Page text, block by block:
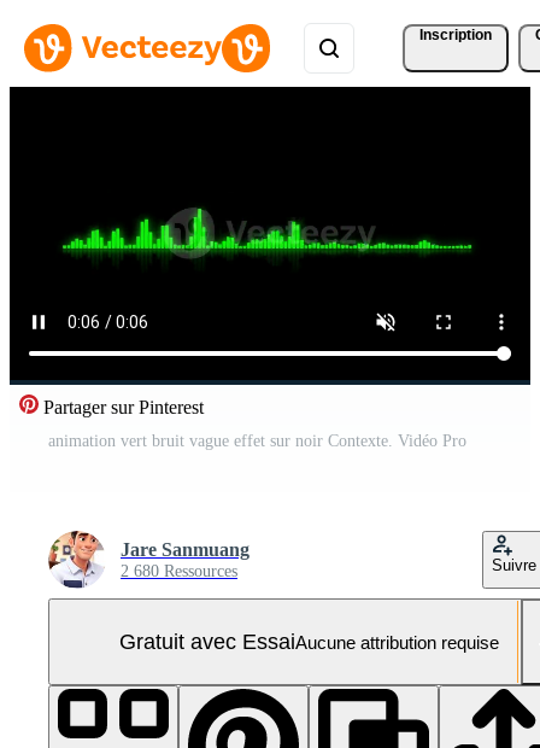
Inscription
Partager sur Pinterest
animation vert bruit vague effet sur noir Contexte. Vidéo Pro
Jare Sanmuang
2 680 Ressources Suivre
Gratuit avec EssaiAucune attribution requise